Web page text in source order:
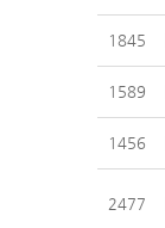
1845
1589
1456
2477